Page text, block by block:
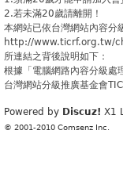
2.若未滿20歲請離開！
本網站已依台灣網站內容分
http://www.ticrf.org.tw/
所連結之背後說明如下：
根據「電腦網路內容分級處
台灣網站分級推廣基金會
Powered by Discuz! X1
© 2001-2010 Comsenz Inc.